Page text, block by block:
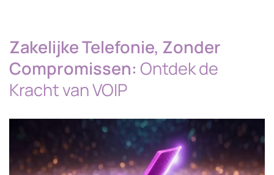
Zakelijke Telefonie, Zonder
Compromissen: Ontdek de
Kracht van VOIP